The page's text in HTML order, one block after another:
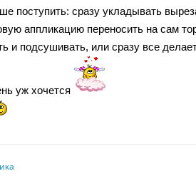
поступить: сразу укладывать
аппликацию переносить на сам
и подсушивать, или сразу все
уж хочется